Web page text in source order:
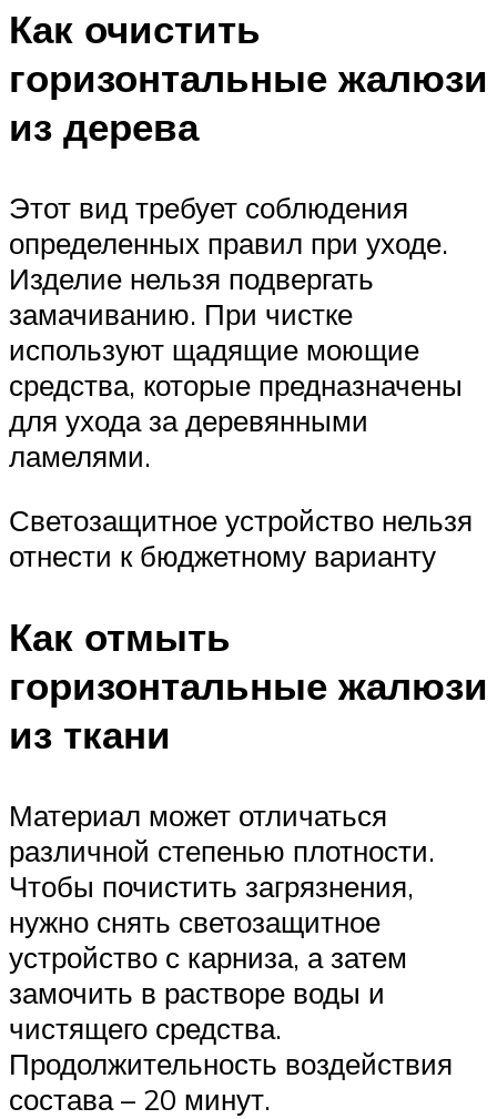
Как очистить
горизонтальные жалюзи
из дерева
Этот вид требует соблюдения
определенных правил при уходе.
Изделие нельзя подвергать
замачиванию. При чистке
используют щадящие моющие
средства, которые предназначены
для ухода за деревянными
ламелями.
Светозащитное устройство нельзя
отнести к бюджетному варианту
Как отмыть
горизонтальные жалюзи
из ткани
Материал может отличаться
различной степенью плотности.
Чтобы почистить загрязнения,
нужно снять светозащитное
устройство с карниза, а затем
замочить в растворе воды и
чистящего средства.
Продолжительность воздействия
состава – 20 минут.